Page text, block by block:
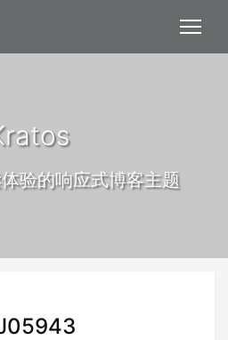
验的响应式博客主题